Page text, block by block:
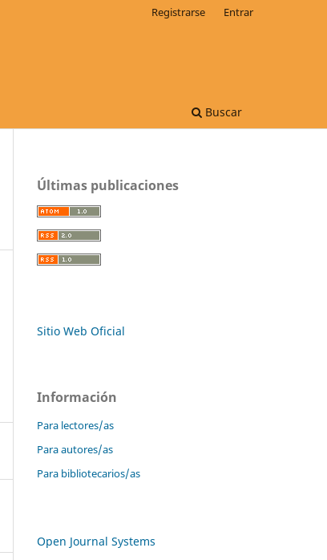
Buscar
Registrarse Entrar
Últimas publicaciones
Sitio Web Oficial
Información
Para lectores/as
Para autores/as
Para bibliotecarios/as
Open Journal Systems